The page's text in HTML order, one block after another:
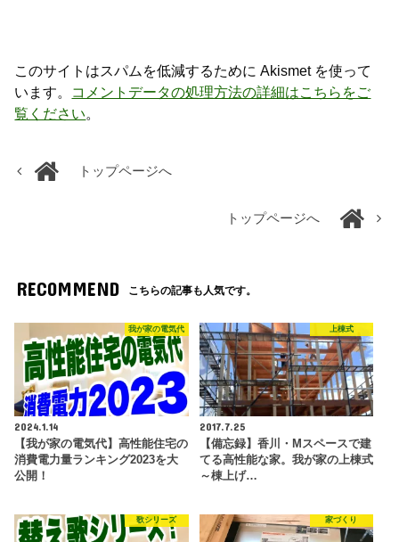
このサイトはスパムを低減するために Akismet を使って
います。 コメントデータの処理方法の詳細はこちらをご
覧ください。
トップページへ
トップページへ
RECOMMEND こちらの記事も人気です。
我が家の電気代
2024.1.14
【我が家の電気代】高性能住宅の
消費電力量ランキング2023を大
公開！
上棟式
2017.7.25
【備忘録】香川・Mスペースで建
てる高性能な家。我が家の上棟式
～棟上げ…
歌シリーズ 家づくり